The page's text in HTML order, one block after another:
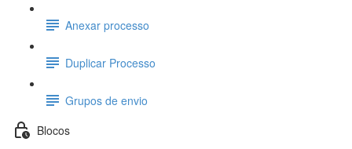
Anexar processo
Duplicar Processo
Grupos de envio
Blocos